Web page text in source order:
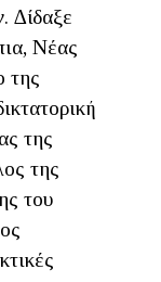
∆ίδαξε
Νέας
της
της
της
του